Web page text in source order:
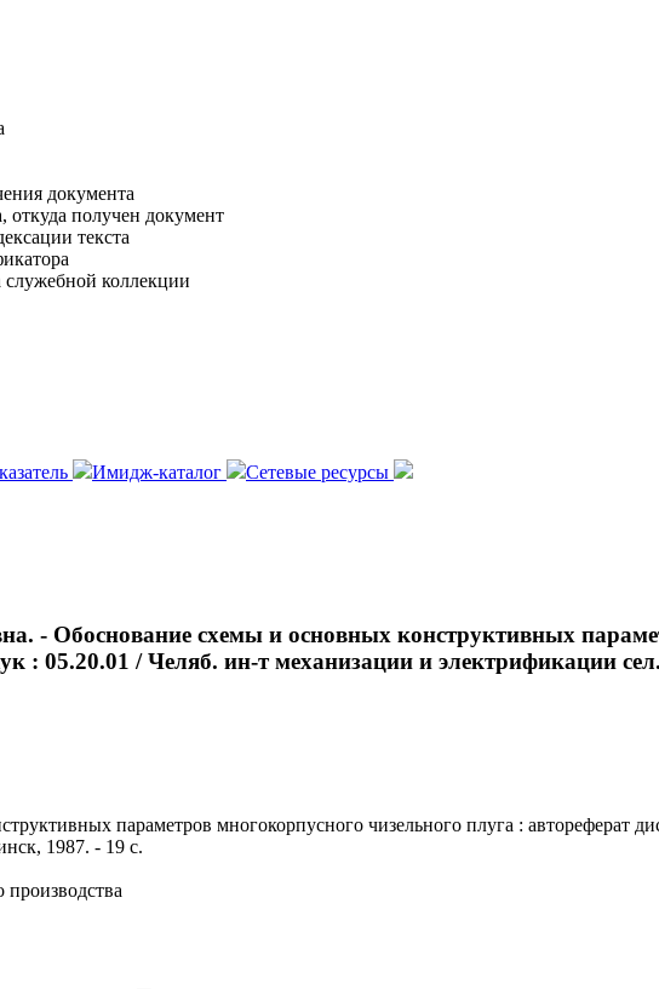
документа
откуда получен документ
текста
коллекции
Имидж-каталог
Сетевые ресурсы
- Обоснование схемы и основных конструктивных
: 05.20.01 / Челяб. ин-т механизации и электрификации
параметров многокорпусного чизельного плуга : автореферат
1987. - 19 с.
производства